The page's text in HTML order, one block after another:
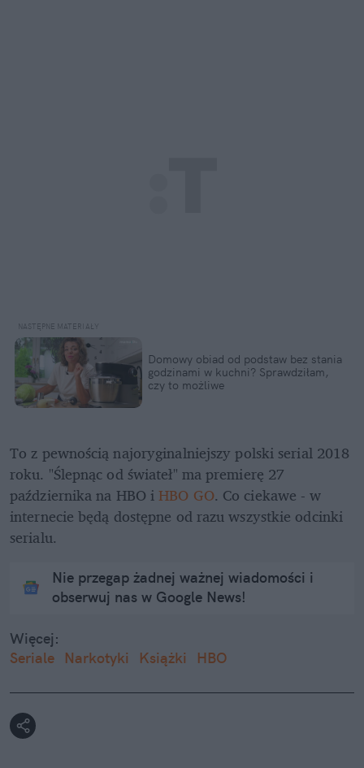
Domowy obiad od podstaw bez stania
godzinami w kuchni? Sprawdziłam,
czy to możliwe
To z pewnością najoryginalniejszy polski serial 2018
roku. "Ślepnąc od świateł" ma premierę 27
października na HBO i HBO GO. Co ciekawe - w
internecie będą dostępne od razu wszystkie odcinki
serialu.
Nie przegap żadnej ważnej wiadomości i
obserwuj nas w Google News!
Więcej:
Seriale
Narkotyki Książki HBO